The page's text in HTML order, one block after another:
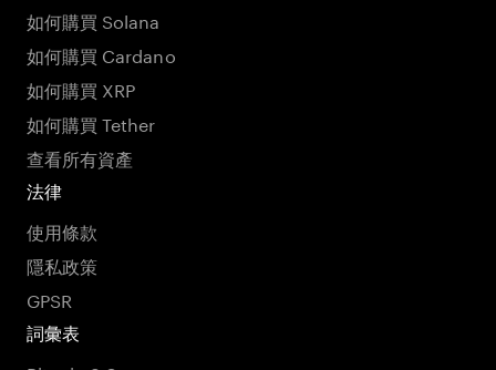
如何購買 Solana
如何購買 Cardano
如何購買 XRP
如何購買 Tether
查看所有資產
法律
使用條款
隱私政策
GPSR
詞彙表